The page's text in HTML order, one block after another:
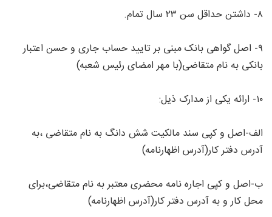
۸- داشتن حداقل سن ۲۳ سال تمام.
۹- اصل گواهی بانک مبنی بر تایید حساب جاری و حسن اعتبار
بانکی به نام متقاضی(با مهر امضای رئیس شعبه)
۱۰- ارائه یکی از مدارک ذیل:
الف-اصل و کپی سند مالکیت شش دانگ به نام متقاضی ،به
آدرس دفتر کار(آدرس اظهارنامه)
ب-اصل و کپی اجاره نامه محضری معتبر به نام متقاضی،برای
محل کار و به آدرس دفتر کار(آدرس اظهارنامه)